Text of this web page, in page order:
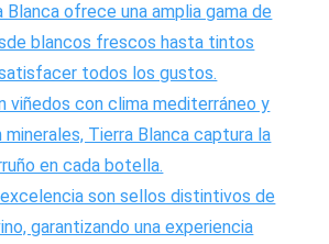
Blanca ofrece una amplia gama de
blancos frescos hasta tintos
todos los gustos.
viñedos con clima mediterráneo y
Tierra Blanca captura la
en cada botella.
son sellos distintivos de
garantizando una experiencia